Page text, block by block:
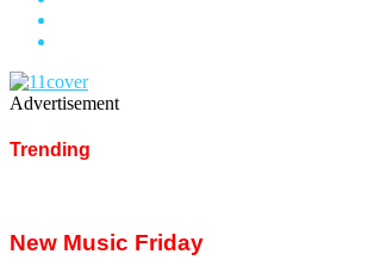
Advertisement
Trending
New Music Friday